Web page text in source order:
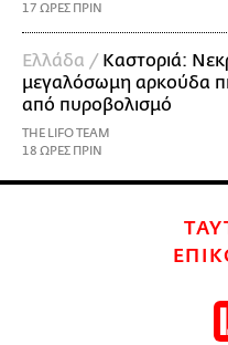
17 ΩΡΕΣ ΠΡΙΝ
Ελλάδα / Καστοριά:
μεγαλόσωμη αρκούδα
από πυροβολισμό
THE LIFO TEAM
18 ΩΡΕΣ ΠΡΙΝ